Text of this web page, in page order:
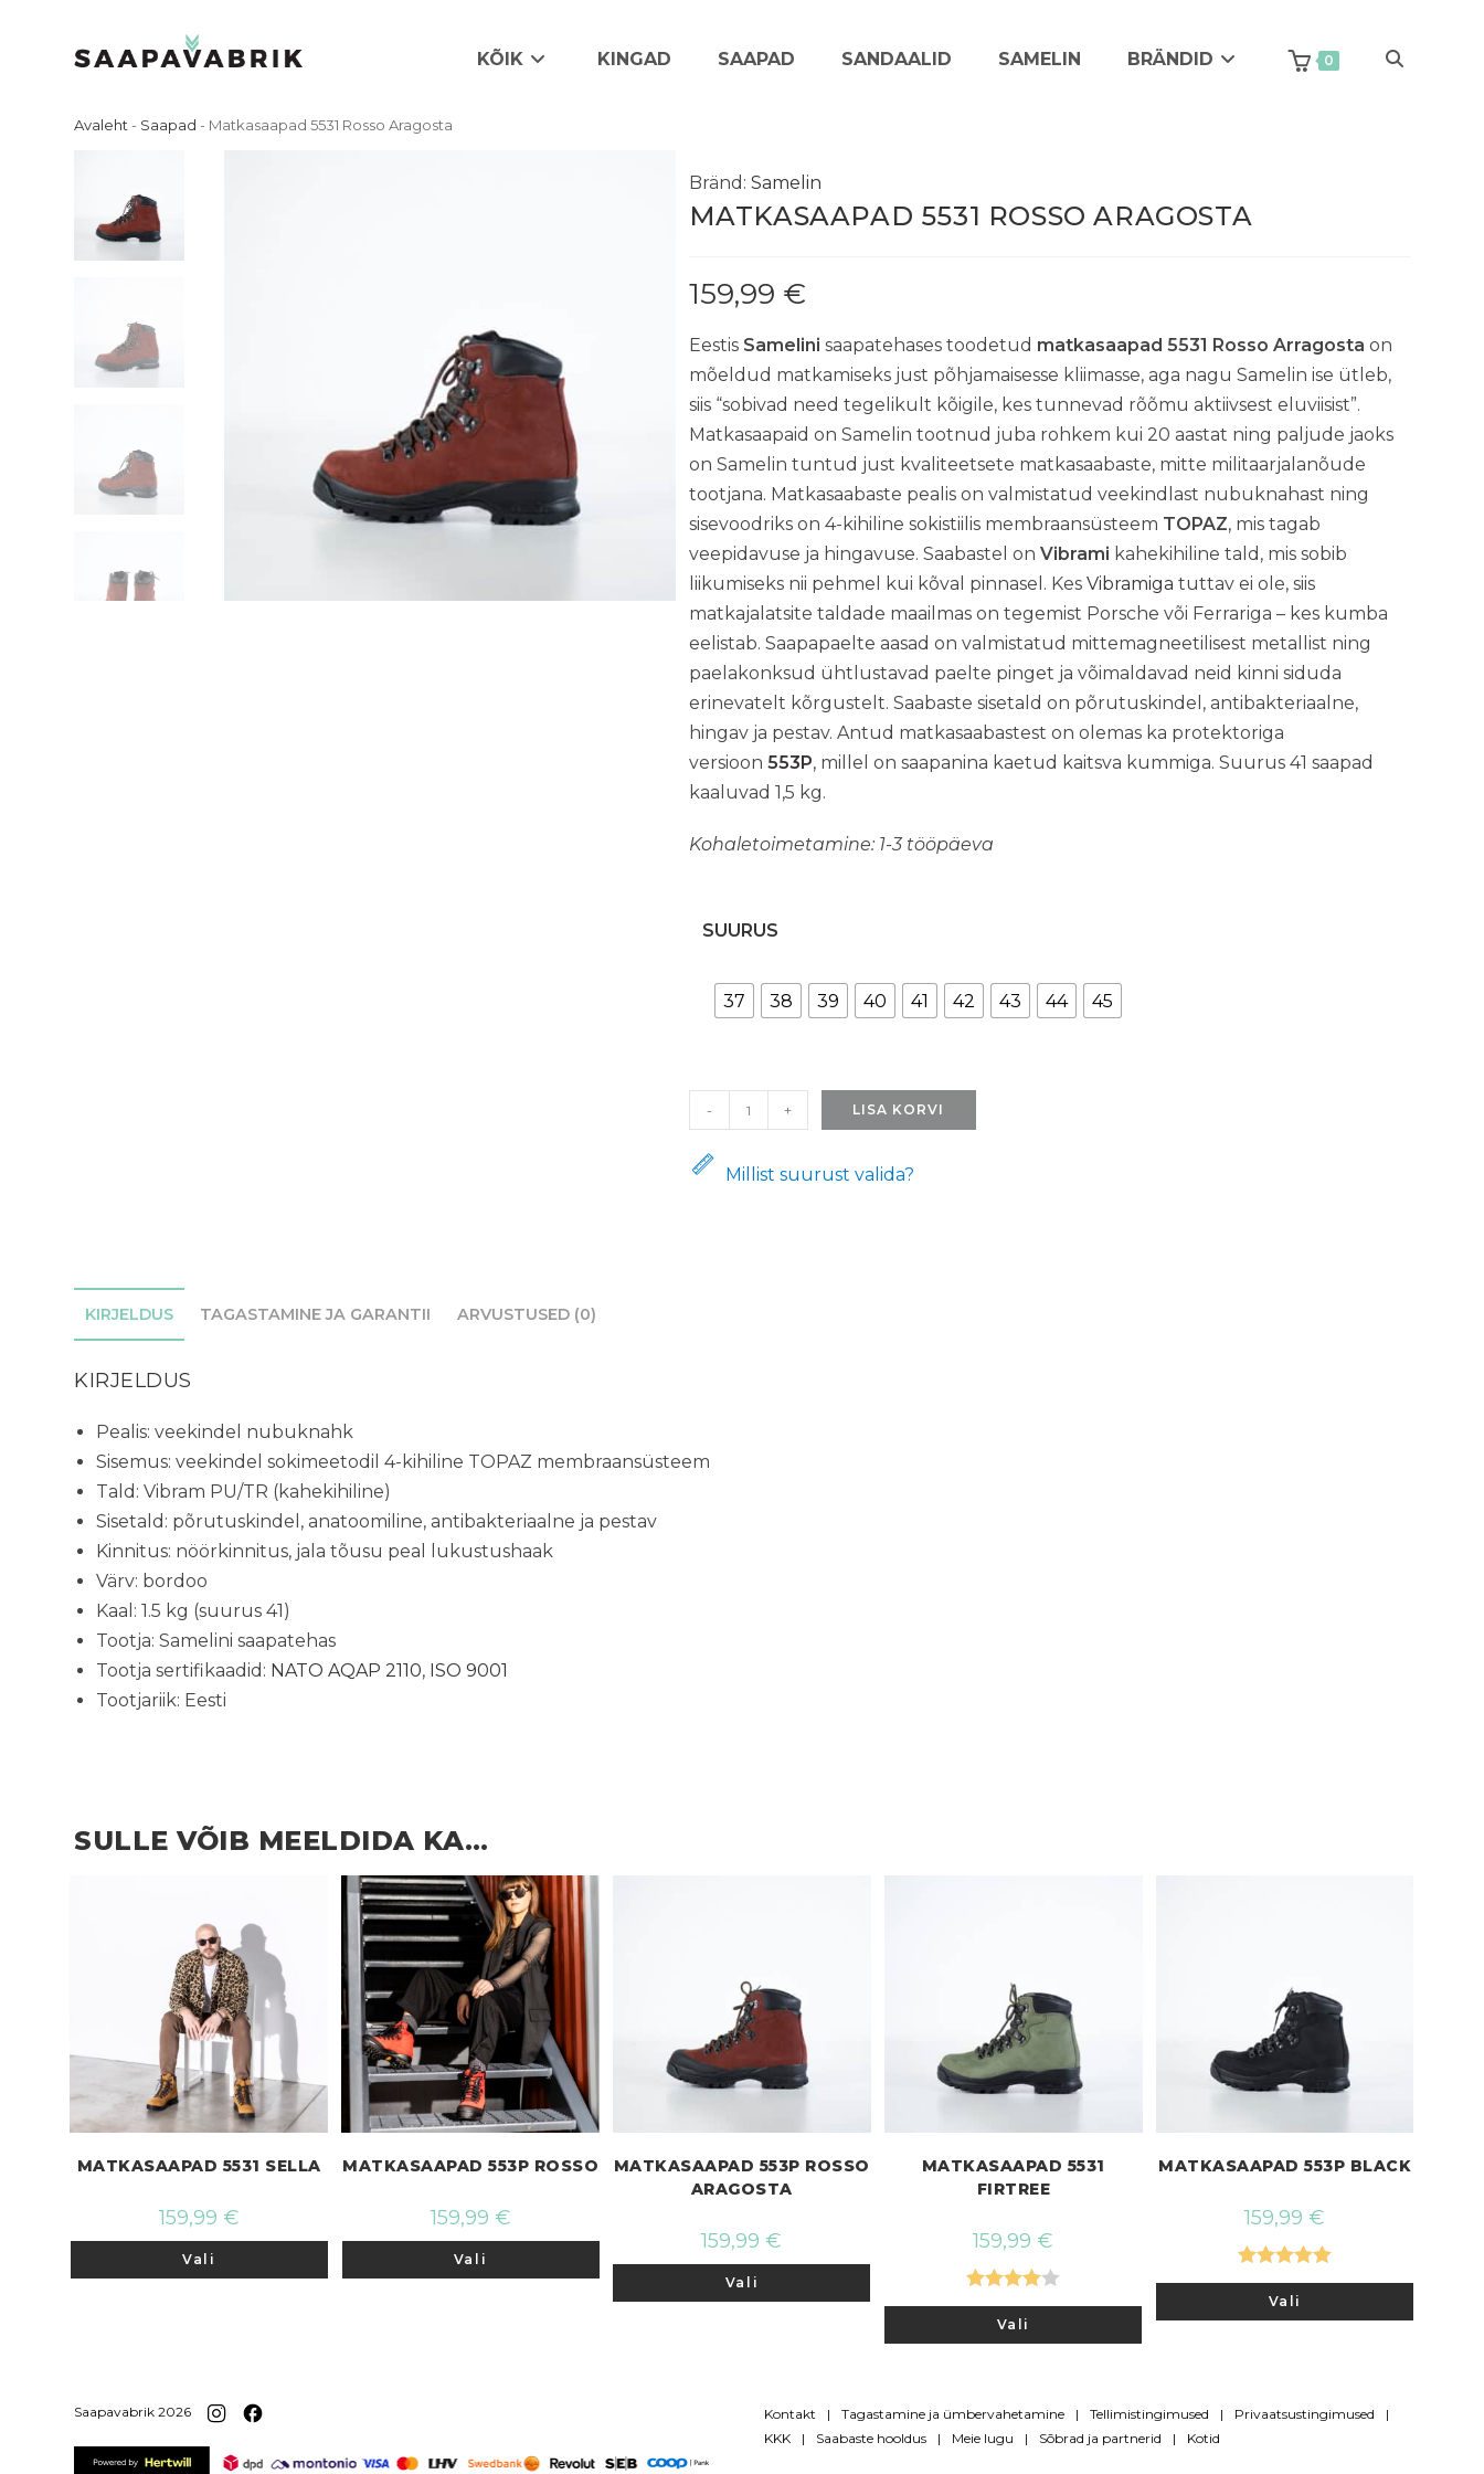
KÕIK KINGAD SAAPAD SANDAALID SAMELIN BRÄNDID 0 Toggle
Avaleht - Saapad - Matkasaapad 5531 Rosso Aragosta
Bränd: Samelin
MATKASAAPAD 5531 ROSSO ARAGOSTA
159,99 €
Eestis Samelini saapatehases toodetud matkasaapad 5531 Rosso Arragosta on
mõeldud matkamiseks just põhjamaisesse kliimasse, aga nagu Samelin ise ütleb,
siis “sobivad need tegelikult kõigile, kes tunnevad rõõmu aktiivsest eluviisist”.
Matkasaapaid on Samelin tootnud juba rohkem kui 20 aastat ning paljude jaoks
on Samelin tuntud just kvaliteetsete matkasaabaste, mitte militaarjalanõude
tootjana. Matkasaabaste pealis on valmistatud veekindlast nubuknahast ning
sisevoodriks on 4-kihiline sokistiilis membraansüsteem TOPAZ, mis tagab
veepidavuse ja hingavuse. Saabastel on Vibrami kahekihiline tald, mis sobib
liikumiseks nii pehmel kui kõval pinnasel. Kes Vibramiga tuttav ei ole, siis
matkajalatsite taldade maailmas on tegemist Porsche või Ferrariga – kes kumba
eelistab. Saapapaelte aasad on valmistatud mittemagneetilisest metallist ning
paelakonksud ühtlustavad paelte pinget ja võimaldavad neid kinni siduda
erinevatelt kõrgustelt. Saabaste sisetald on põrutuskindel, antibakteriaalne,
hingav ja pestav. Antud matkasaabastest on olemas ka protektoriga
versioon 553P, millel on saapanina kaetud kaitsva kummiga. Suurus 41 saapad
kaaluvad 1,5 kg.
Kohaletoimetamine: 1-3 tööpäeva
SUURUS
37 38 39 40 41 42 43 44 45
5531
Rosso
Aragosta
- + LISA KORVI
Millist suurust valida?
KIRJELDUS TAGASTAMINE JA GARANTII ARVUSTUSED (0)
KIRJELDUS
Pealis: veekindel nubuknahk
Sisemus: veekindel sokimeetodil 4-kihiline TOPAZ membraansüsteem
Tald: Vibram PU/TR (kahekihiline)
Sisetald: põrutuskindel, anatoomiline, antibakteriaalne ja pestav
Kinnitus: nöörkinnitus, jala tõusu peal lukustushaak
Värv: bordoo
Kaal: 1.5 kg (suurus 41)
Tootja: Samelini saapatehas
Tootja sertifikaadid: NATO AQAP 2110, ISO 9001
Tootjariik: Eesti
SULLE VÕIB MEELDIDA KA…
MATKASAAPAD 5531 SELLA
159,99 €
Vali
on
MATKASAAPAD 553P ROSSO
159,99 €
Vali tootel
on
MATKASAAPAD 553P ROSSO
ARAGOSTA
159,99 €
Vali
on
Valikuid
MATKASAAPAD 5531
FIRTREE
159,99 €
Hinnangu
4.00 / 5
Vali
Sellel
on
saab
teha
tootelehel.
MATKASAAPAD 553P BLACK
159,99 €
Hinnanguga
5.00 / 5
Vali
Sellel
on
Kontakt Tagastamine ja ümbervahetamine Tellimistingimused
Privaatsustingimused
KKK
Saabaste hooldus Meie lugu Sõbrad ja partnerid Kotid
Saapavabrik 2026